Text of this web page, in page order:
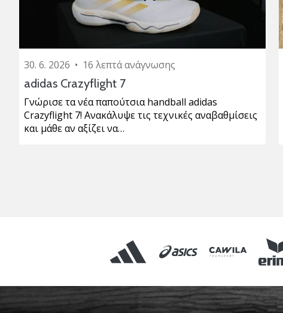
30. 6. 2026 • 16 λεπτά ανάγνωσης
adidas Crazyflight 7
Γνώρισε τα νέα παπούτσια handball adidas
Crazyflight 7! Ανακάλυψε τις τεχνικές αναβαθμίσεις
και μάθε αν αξίζει να…